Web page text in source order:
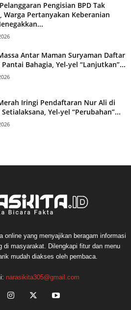
Pengisian BPD Tak
Warga Pertanyakan Keberanian
Antar Maman Suryaman Daftar
Bahagia, Yel-yel “Lanjutkan”...
Iringi Pendaftaran Nur Ali di
Yel-yel “Perubahan”...
online yang menyajikan beragam informasi
di masyarakat. Dilengkapi fitur dan menu
mudah diakses oleh pembaca.
narasikita305@gmail.com